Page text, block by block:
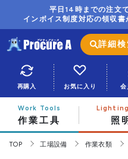
平日14時までの注文
インボイス制度対応の領収
詳細検
再購入 お気に入り 会
作業工具 照
TOP 工場設備 作業衣類